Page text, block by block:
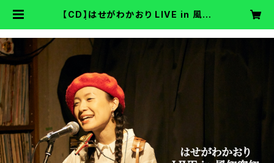
【CD】はせがわかおり LIVE in 風知